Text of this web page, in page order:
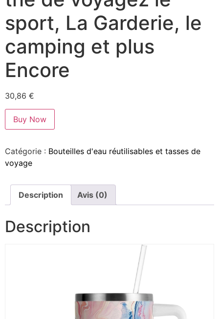
sport, La Garderie, le
camping et plus
Encore
30,86 €
Buy Now
Catégorie : Bouteilles d'eau réutilisables et tasses de
voyage
Description Avis (0)
Description